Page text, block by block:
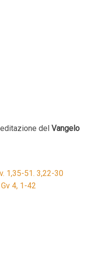
del Vangelo
1,35-51. 3,22-30
4, 1-42